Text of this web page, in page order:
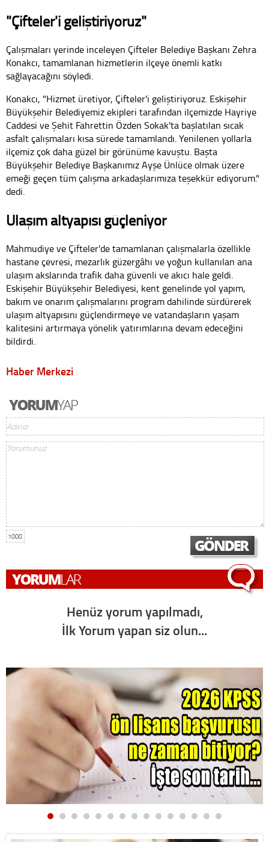
"Çifteler'i geliştiriyoruz"
Çalışmaları yerinde inceleyen Çifteler Belediye Başkanı Zehra
Konakcı, tamamlanan hizmetlerin ilçeye önemli katkı
sağlayacağını söyledi.
Konakcı, "Hizmet üretiyor, Çifteler'i geliştiriyoruz. Eskişehir
Büyükşehir Belediyemiz ekipleri tarafından ilçemizde Hayriye
Caddesi ve Şehit Fahrettin Özden Sokak'ta başlatılan sıcak
asfalt çalışmaları kısa sürede tamamlandı. Yenilenen yollarla
ilçemiz çok daha güzel bir görünüme kavuştu. Başta
Büyükşehir Belediye Başkanımız Ayşe Ünlüce olmak üzere
emeği geçen tüm çalışma arkadaşlarımıza teşekkür ediyorum."
dedi.
Ulaşım altyapısı güçleniyor
Mahmudiye ve Çifteler'de tamamlanan çalışmalarla özellikle
hastane çevresi, mezarlık güzergâhı ve yoğun kullanılan ana
ulaşım akslarında trafik daha güvenli ve akıcı hale geldi.
Eskişehir Büyükşehir Belediyesi, kent genelinde yol yapım,
bakım ve onarım çalışmalarını program dahilinde sürdürerek
ulaşım altyapısını güçlendirmeye ve vatandaşların yaşam
kalitesini artırmaya yönelik yatırımlarına devam edeceğini
bildirdi.
Haber Merkezi
1000
Henüz yorum yapılmadı,
İlk Yorum yapan siz olun...